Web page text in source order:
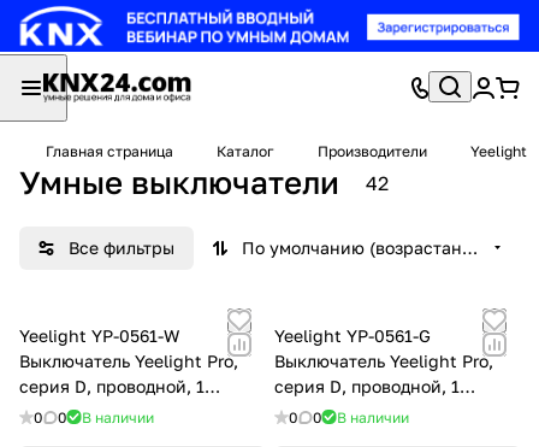
Главная страница Каталог Производители Yeelight
Умные выключатели 42
Все фильтры По умолчанию (возрастание)
Yeelight YP-0561-W
Выключатель Yeelight Pro,
серия D, проводной, 1
клавиша, белый
0 0 В наличии
Yeelight YP-0561-G
Выключатель Yeelight Pro,
серия D, проводной, 1
клавиша, серый
0 0 В наличии